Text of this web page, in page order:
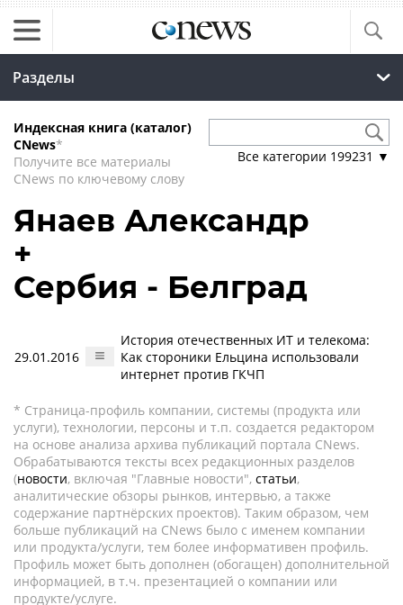
Разделы
Индексная книга (каталог)
CNews*
Получите все материалы
CNews по ключевому слову
Все категории 199231 ▼
Янаев Александр
+
Сербия - Белград
29.01.2016
История отечественных ИТ и телекома:
Как стороники Ельцина использовали
интернет против ГКЧП
* Страница-профиль компании, системы (продукта или
услуги), технологии, персоны и т.п. создается редактором
на основе анализа архива публикаций портала CNews.
Обрабатываются тексты всех редакционных разделов
(новости, включая "Главные новости", статьи,
аналитические обзоры рынков, интервью, а также
содержание партнёрских проектов). Таким образом, чем
больше публикаций на CNews было с именем компании
или продукта/услуги, тем более информативен профиль.
Профиль может быть дополнен (обогащен) дополнительной
информацией, в т.ч. презентацией о компании или
продукте/услуге.